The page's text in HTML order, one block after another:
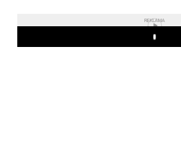
REKLAMA
Play